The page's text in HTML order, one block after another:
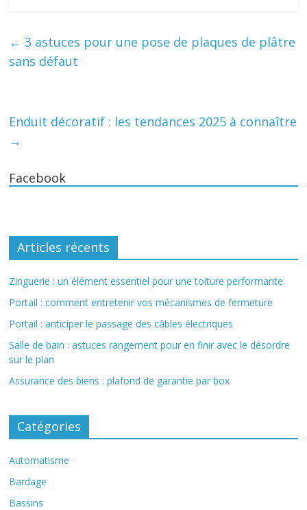
← 3 astuces pour une pose de plaques de plâtre
sans défaut
Enduit décoratif : les tendances 2025 à connaître
→
Facebook
Articles récents
Zinguerie : un élément essentiel pour une toiture performante
Portail : comment entretenir vos mécanismes de fermeture
Portail : anticiper le passage des câbles électriques
Salle de bain : astuces rangement pour en finir avec le désordre
sur le plan
Assurance des biens : plafond de garantie par box
Catégories
Automatisme
Bardage
Bassins